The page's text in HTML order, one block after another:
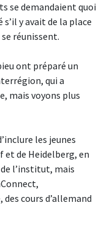
se demandaient quoi
y avait de la place
réunissent.
ont préparé un
qui a
mais voyons plus
les jeunes
et de Heidelberg, en
l’institut, mais
cours d’allemand